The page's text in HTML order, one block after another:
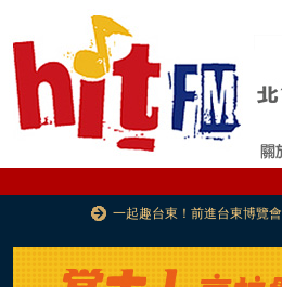
一起趣台東！前進台東博覽會